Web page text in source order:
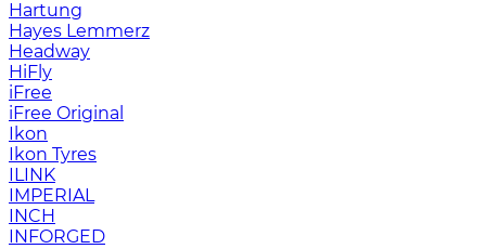
Hartung
Hayes Lemmerz
Headway
HiFly
iFree
iFree Original
Ikon
Ikon Tyres
ILINK
IMPERIAL
INCH
INFORGED